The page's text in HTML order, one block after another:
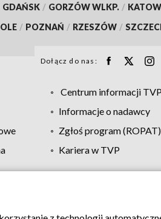
GDAŃSK / GORZÓW WLKP. /
/ POZNAŃ / RZESZÓW /
Dołącz do nas:
Centrum informacji TVP
Informacje o nadawcy
Zgłoś program (ROPAT)
Kariera w TVP
prywatności Moje zgody